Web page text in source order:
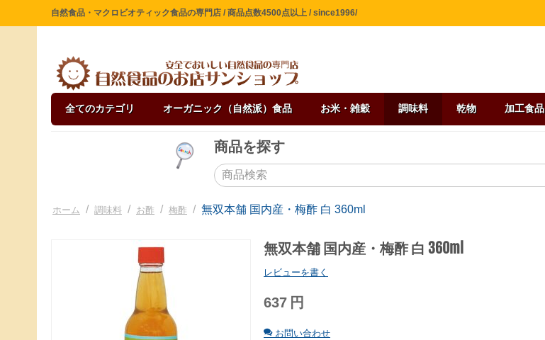
自然食品・マクロビオティック食品の専門店 / 商品点数4500点以上 / since1996/
全てのカテゴリ オーガニック（自然派）食品 お米・雑穀 調味料 乾物 加工食品
商品を探す
ホーム / 調味料 / お酢 / 梅酢 / 無双本舗 国内産・梅酢 白 360ml
無双本舗 国内産・梅酢 白 360ml
レビューを書く
637 円
お問い合わせ